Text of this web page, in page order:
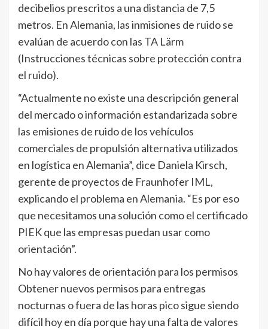
decibelios prescritos a una distancia de 7,5
metros. En Alemania, las inmisiones de ruido se
evalúan de acuerdo con las TA Lärm
(Instrucciones técnicas sobre protección contra
el ruido).
“Actualmente no existe una descripción general
del mercado o información estandarizada sobre
las emisiones de ruido de los vehículos
comerciales de propulsión alternativa utilizados
en logística en Alemania”, dice Daniela Kirsch,
gerente de proyectos de Fraunhofer IML,
explicando el problema en Alemania. “Es por eso
que necesitamos una solución como el certificado
PIEK que las empresas puedan usar como
orientación”.
No hay valores de orientación para los permisos
Obtener nuevos permisos para entregas
nocturnas o fuera de las horas pico sigue siendo
difícil hoy en día porque hay una falta de valores